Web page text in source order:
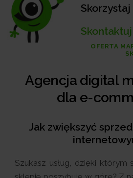
OFERTA
Agencja digital
dla e-
Jak zwiększyć
Szukasz usług, dzięki którym